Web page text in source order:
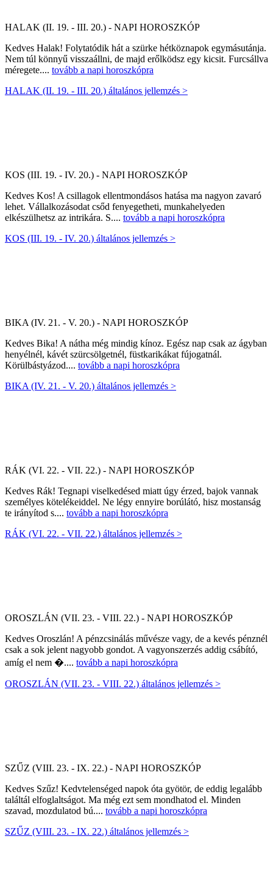
HALAK (II. 19. - III. 20.) - NAPI HOROSZKÓP
Kedves Halak! Folytatódik hát a szürke hétköznapok egymásutánja.
Nem túl könnyű visszaállni, de majd erőlködsz egy kicsit. Furcsállva
méregete.... tovább a napi horoszkópra
HALAK (II. 19. - III. 20.) általános jellemzés >
KOS (III. 19. - IV. 20.) - NAPI HOROSZKÓP
Kedves Kos! A csillagok ellentmondásos hatása ma nagyon zavaró
lehet. Vállalkozásodat csőd fenyegetheti, munkahelyeden
elkészülhetsz az intrikára. S.... tovább a napi horoszkópra
KOS (III. 19. - IV. 20.) általános jellemzés >
BIKA (IV. 21. - V. 20.) - NAPI HOROSZKÓP
Kedves Bika! A nátha még mindig kínoz. Egész nap csak az ágyban
henyélnél, kávét szürcsölgetnél, füstkarikákat fújogatnál.
Körülbástyázod.... tovább a napi horoszkópra
BIKA (IV. 21. - V. 20.) általános jellemzés >
RÁK (VI. 22. - VII. 22.) - NAPI HOROSZKÓP
Kedves Rák! Tegnapi viselkedésed miatt úgy érzed, bajok vannak
személyes kötelékeiddel. Ne légy ennyire borúlátó, hisz mostanság
te irányítod s.... tovább a napi horoszkópra
RÁK (VI. 22. - VII. 22.) általános jellemzés >
OROSZLÁN (VII. 23. - VIII. 22.) - NAPI HOROSZKÓP
Kedves Oroszlán! A pénzcsinálás művésze vagy, de a kevés pénznél
csak a sok jelent nagyobb gondot. A vagyonszerzés addig csábító,
amíg el nem �.... tovább a napi horoszkópra
OROSZLÁN (VII. 23. - VIII. 22.) általános jellemzés >
SZŰZ (VIII. 23. - IX. 22.) - NAPI HOROSZKÓP
Kedves Szűz! Kedvtelenséged napok óta gyötör, de eddig legalább
találtál elfoglaltságot. Ma még ezt sem mondhatod el. Minden
szavad, mozdulatod bú.... tovább a napi horoszkópra
SZŰZ (VIII. 23. - IX. 22.) általános jellemzés >